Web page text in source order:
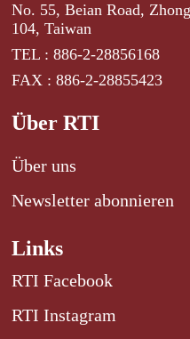
No. 55, Beian Road,
104, Taiwan
TEL : 886-2-28856168
FAX : 886-2-28855423
Über RTI
Über uns
Newsletter abonnieren
Links
RTI Facebook
RTI Instagram